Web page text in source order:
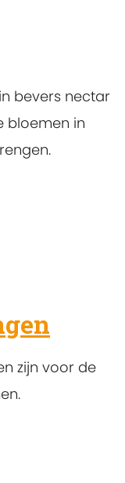
bevers nectar
bloemen in
zijn voor de